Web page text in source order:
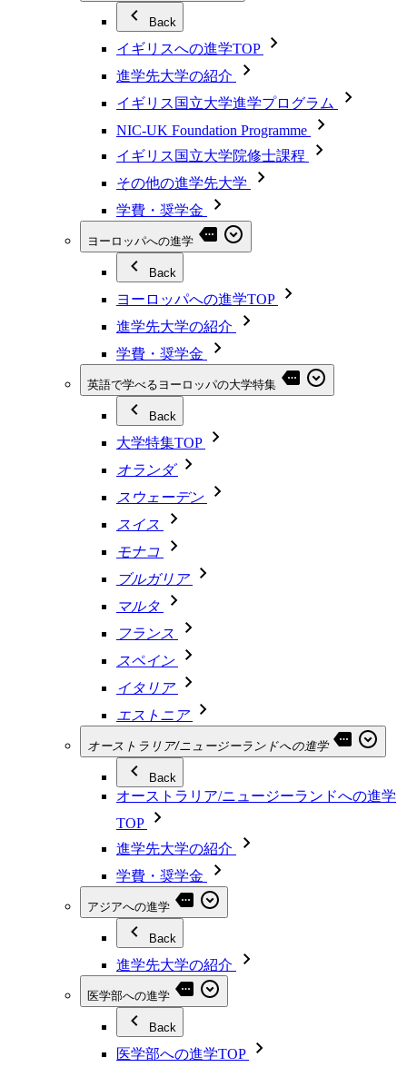
Back
イギリスへの進学TOP
進学先大学の紹介
イギリス国立大学進学プログラム
NIC-UK Foundation Programme
イギリス国立大学院修士課程
その他の進学先大学
学費・奨学金
ヨーロッパへの進学
Back
ヨーロッパへの進学TOP
進学先大学の紹介
学費・奨学金
英語で学べるヨーロッパの大学特集
Back
大学特集TOP
オランダ
スウェーデン
スイス
モナコ
ブルガリア
マルタ
フランス
スペイン
イタリア
エストニア
オーストラリア/ニュージーランドへの進学
Back
オーストラリア/ニュージーランドへの進学
TOP
進学先大学の紹介
学費・奨学金
アジアへの進学
Back
進学先大学の紹介
医学部への進学
Back
医学部への進学TOP